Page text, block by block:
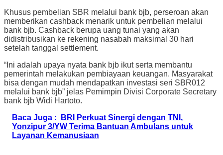
Khusus pembelian SBR melalui bank bjb, perseroan akan
memberikan cashback menarik untuk pembelian melalui
bank bjb. Cashback berupa uang tunai yang akan
didistribusikan ke rekening nasabah maksimal 30 hari
setelah tanggal settlement.
“Ini adalah upaya nyata bank bjb ikut serta membantu
pemerintah melakukan pembiayaan keuangan. Masyarakat
bisa dengan mudah mendapatkan investasi seri SBR012
melalui bank bjb” jelas Pemimpin Divisi Corporate Secretary
bank bjb Widi Hartoto.
Baca Juga :
BRI Perkuat Sinergi dengan TNI,
Yonzipur 3/YW Terima Bantuan Ambulans untuk
Layanan Kemanusiaan